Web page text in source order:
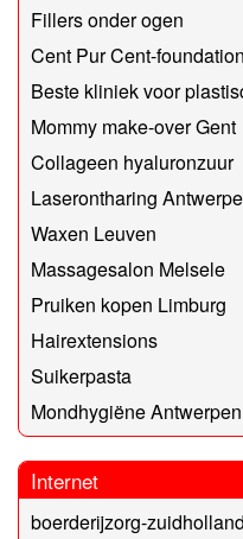
Fillers onder ogen
Cent Pur Cent-foundation
Beste kliniek voor
Mommy make-over Gent
Collageen hyaluronzuur
Laserontharing
Waxen Leuven
Massagesalon Melsele
Pruiken kopen Limburg
Hairextensions
Suikerpasta
Mondhygiëne Antwerpen
Internet
boerderijzorg-zuidholland